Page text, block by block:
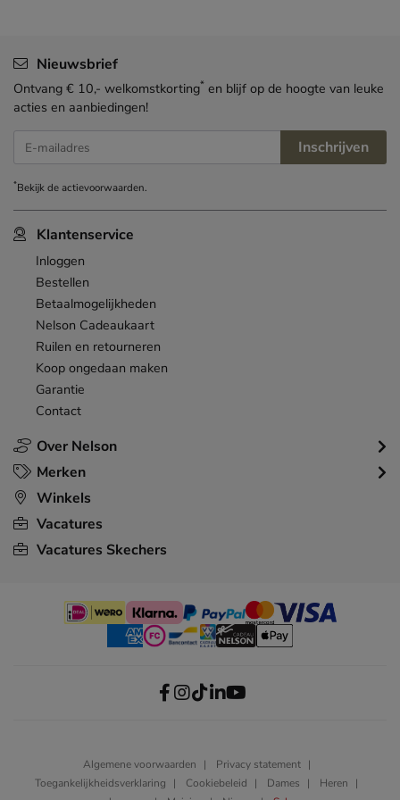
Over Nelson
Klantenservice
Inloggen
Bestellen
Betaalmogelijkheden
Nelson Cadeaukaart
Ruilen en retourneren
Koop ongedaan maken
Garantie
Contact
Merken
Winkels
Vacatures
Vacatures Skechers
Nieuwsbrief
Ontvang € 10,- welkomstkorting* en blijf op de hoogte van leuke
acties en aanbiedingen!
E-mailadres Inschrijven
*Bekijk deactievoorwaarden.
Algemene voorwaarden
Privacy statement
Toegankelijkheidsverklaring
Cookiebeleid Dames
Heren